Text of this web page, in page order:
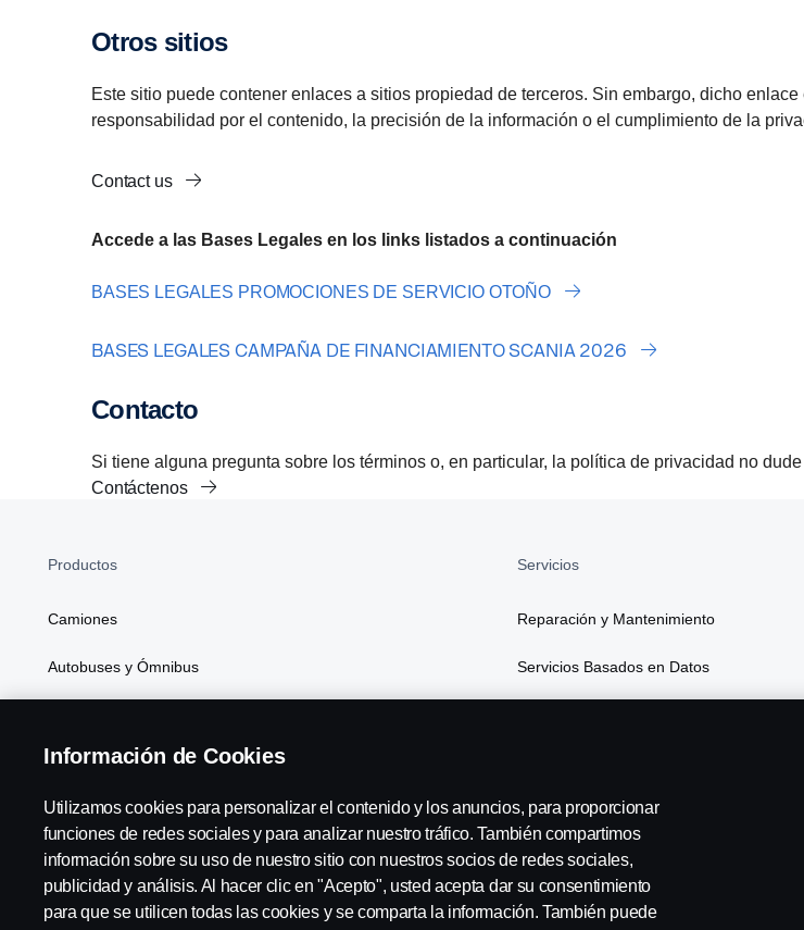
Otros sitios
Este sitio puede contener enlaces a sitios propiedad de terceros. Sin embargo, dicho
responsabilidad por el contenido, la precisión de la información o el cumplimiento de la
Contact us
Accede a las Bases Legales en los links listados a continuación
BASES LEGALES PROMOCIONES DE SERVICIO OTOÑO
BASES LEGALES CAMPAÑA DE FINANCIAMIENTO SCANIA 2026
Contacto
Si tiene alguna pregunta sobre los términos o, en particular, la política de privacidad no
Contáctenos
Productos
Camiones
Autobuses y Ómnibus
Atributos
Servicios
Reparación y Mantenimiento
Servicios Basados en Datos
Scania in Your Region: Chile
Información de Cookies
Utilizamos cookies para personalizar el contenido y los anuncios, para proporcionar
funciones de redes sociales y para analizar nuestro tráfico. También compartimos
información sobre su uso de nuestro sitio con nuestros socios de redes sociales,
publicidad y análisis. Al hacer clic en "Acepto", usted acepta dar su consentimiento
para que se utilicen todas las cookies y se comparta la información. También puede